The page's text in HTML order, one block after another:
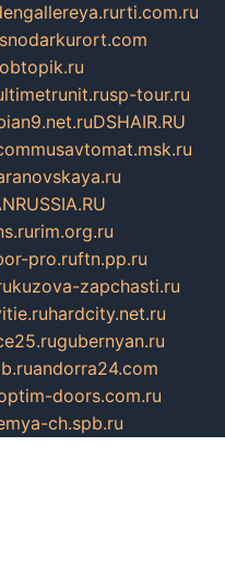
rti.com.ru
sp-tour.ru
DSHAIR.RU
musavtomat.msk.ru
rim.org.ru
pro.ruftn.pp.ru
kuzova-zapchasti.ru
hardcity.net.ru
gubernyan.ru
andorra24.com
doors.com.ru
ch.spb.ru